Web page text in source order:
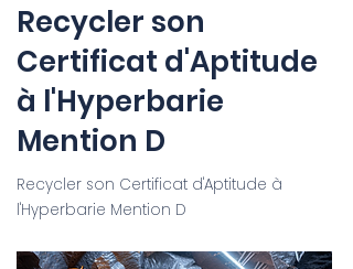
Recycler son
Certificat d'Aptitude
à l'Hyperbarie
Mention D
Recycler son Certificat d'Aptitude à
l'Hyperbarie Mention D